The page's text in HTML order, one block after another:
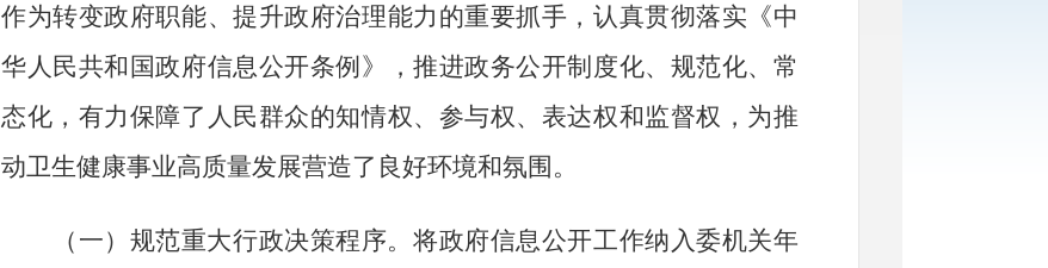
作为转变政府职能、提升政府治理能力的重要抓手，认真贯彻落实《中
华人民共和国政府信息公开条例 》，推进政务公开制度化、规范化、常
态化，有力保障了人民群众的知情权、参与权、表达权和监督权，为推
动卫生健康事业高质量发展营造了良好环境和氛围。
（一）规范重大行政决策程序。将政府信息公开工作纳入委机关年